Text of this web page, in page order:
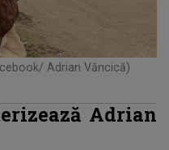
Adrian Văncică)
Adrian